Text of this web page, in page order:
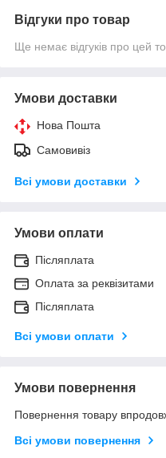
Відгуки про товар
Ще немає відгуків про цей
Умови доставки
Нова Пошта
Самовивіз
Всі умови доставки
Умови оплати
Післяплата
Оплата за реквізитами
Післяплата
Всі умови оплати
Умови повернення
Повернення товару
Всі умови повернення